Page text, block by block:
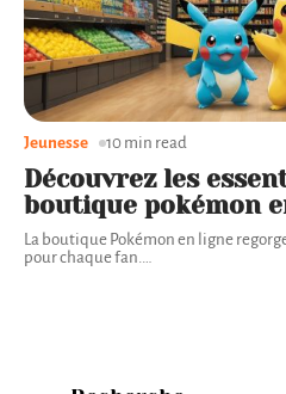
Découvrez les
boutique pokémon
La boutique Pokémon en ligne
pour chaque fan.…
Jeunesse 10 min read